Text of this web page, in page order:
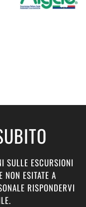
SULLE ESCURSIONI
NON ESITATE A
RISPONDERVI